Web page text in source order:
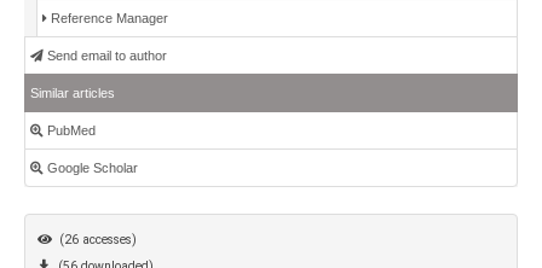
Reference Manager
Send email to author
Similar articles
PubMed
Google Scholar
(26 accesses)